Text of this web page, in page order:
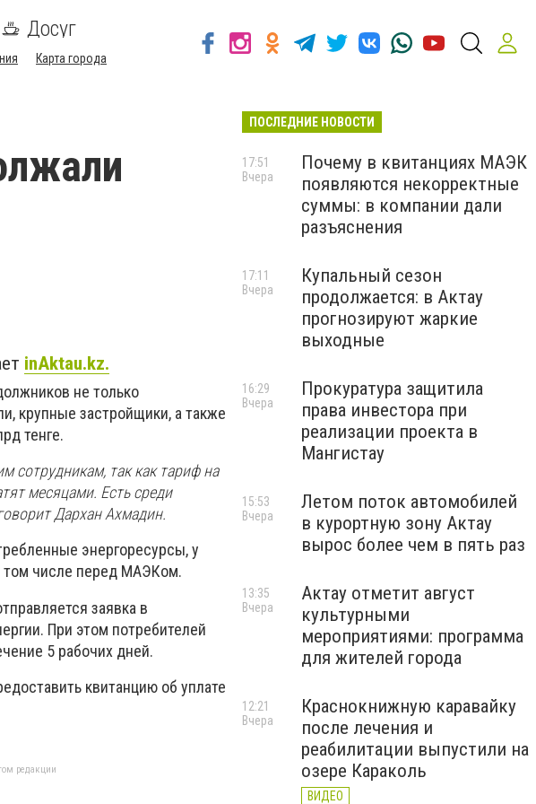
Досуг
Карта города
inAktau.kz.
не только
крупные застройщики, а также
тенге.
сотрудникам, так как тариф на
месяцами. Есть среди
Дархан Ахмадин.
энергоресурсы, у
том числе перед МАЭКом.
заявка в
При этом потребителей
5 рабочих дней.
квитанцию об уплате
редакции
ПОСЛЕДНИЕ НОВОСТИ
Почему в квитанциях МАЭК
появляются некорректные
суммы: в компании дали
разъяснения
17:51
Вчера
Купальный сезон
продолжается: в Актау
прогнозируют жаркие
выходные
17:11
Вчера
Прокуратура защитила
права инвестора при
реализации проекта в
Мангистау
16:29
Вчера
Летом поток автомобилей
в курортную зону Актау
вырос более чем в пять раз
15:53
Вчера
Актау отметит август
культурными
мероприятиями: программа
для жителей города
13:35
Вчера
Краснокнижную каравайку
после лечения и
реабилитации выпустили на
озере Караколь
ВИДЕО
12:21
Вчера